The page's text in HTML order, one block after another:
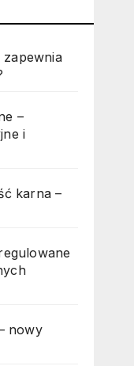
zapewnia
–
i
karna –
nowy